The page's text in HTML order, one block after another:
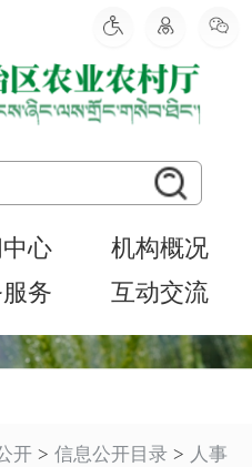
心
机构概况
务 互动交流
开 > 信息公开目录 > 人事